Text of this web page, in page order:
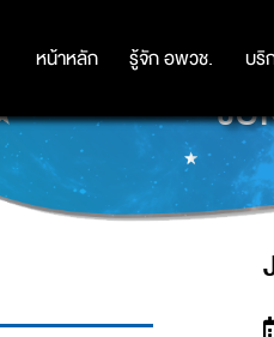
หน้าหลัก รู้จัก อพวช. บริ
หน้าหลัก รู้จัก อพวช. บริ